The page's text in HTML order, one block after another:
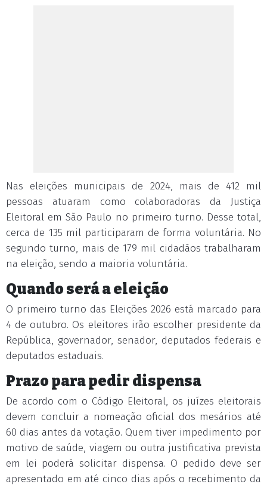
Nas eleições municipais de 2024, mais de 412 mil
pessoas atuaram como colaboradoras da Justiça
Eleitoral em São Paulo no primeiro turno. Desse total,
cerca de 135 mil participaram de forma voluntária. No
segundo turno, mais de 179 mil cidadãos trabalharam
na eleição, sendo a maioria voluntária.
Quando será a eleição
O primeiro turno das Eleições 2026 está marcado para
4 de outubro. Os eleitores irão escolher presidente da
República, governador, senador, deputados federais e
deputados estaduais.
Prazo para pedir dispensa
De acordo com o Código Eleitoral, os juízes eleitorais
devem concluir a nomeação oficial dos mesários até
60 dias antes da votação. Quem tiver impedimento por
motivo de saúde, viagem ou outra justificativa prevista
em lei poderá solicitar dispensa. O pedido deve ser
apresentado em até cinco dias após o recebimento da